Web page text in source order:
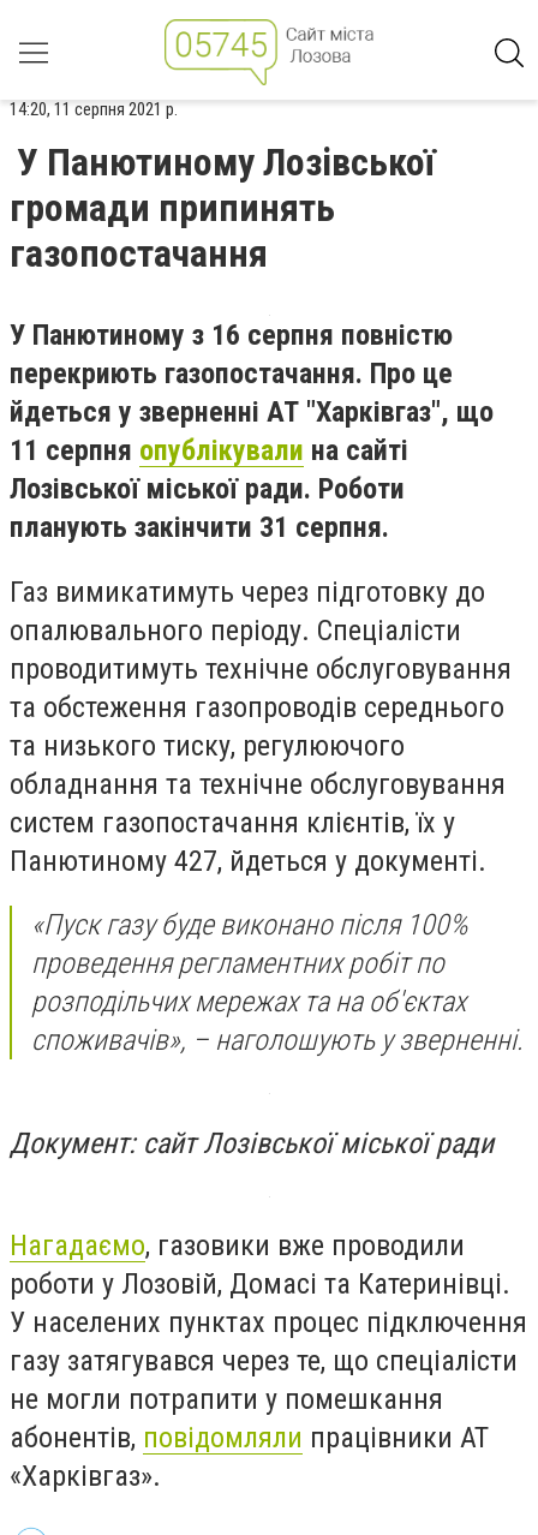
14:20, 11 серпня 2021 р.
У Панютиному Лозівської
громади припинять
газопостачання
У Панютиному з 16 серпня повністю
перекриють газопостачання. Про це
йдеться у зверненні АТ "Харківгаз", що
11 серпня опублікували на сайті
Лозівської міської ради. Роботи
планують закінчити 31 серпня.
Газ вимикатимуть через підготовку до
опалювального періоду. Спеціалісти
проводитимуть технічне обслуговування
та обстеження газопроводів середнього
та низького тиску, регулюючого
обладнання та технічне обслуговування
систем газопостачання клієнтів, їх у
Панютиному 427, йдеться у документі.
«Пуск газу буде виконано після 100%
проведення регламентних робіт по
розподільчих мережах та на об'єктах
споживачів», – наголошують у зверненні.
Документ: сайт Лозівської міської ради
Нагадаємо, газовики вже проводили
роботи у Лозовій, Домасі та Катеринівці.
У населених пунктах процес підключення
газу затягувався через те, що спеціалісти
не могли потрапити у помешкання
абонентів, повідомляли працівники АТ
«Харківгаз».